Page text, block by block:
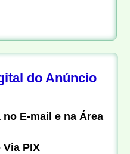
do Anúncio
E-mail e na Área
Via PIX